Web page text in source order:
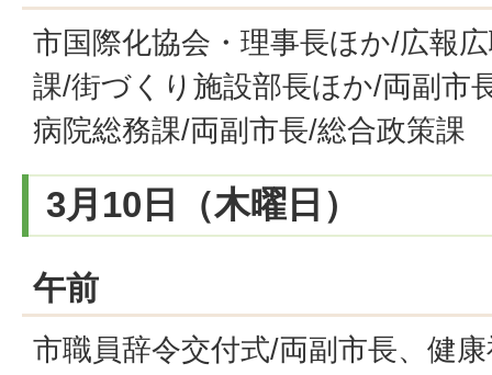
市国際化協会・理事長ほか/広報
課/街づくり施設部長ほか/両副市
病院総務課/両副市長/総合政策課
3月10日（木曜日）
午前
市職員辞令交付式/両副市長、健